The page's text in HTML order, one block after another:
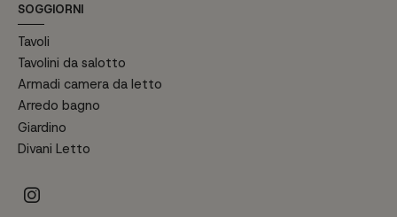
SOGGIORNI
Tavoli
Tavolini da salotto
Armadi camera da letto
Arredo bagno
Giardino
Divani Letto